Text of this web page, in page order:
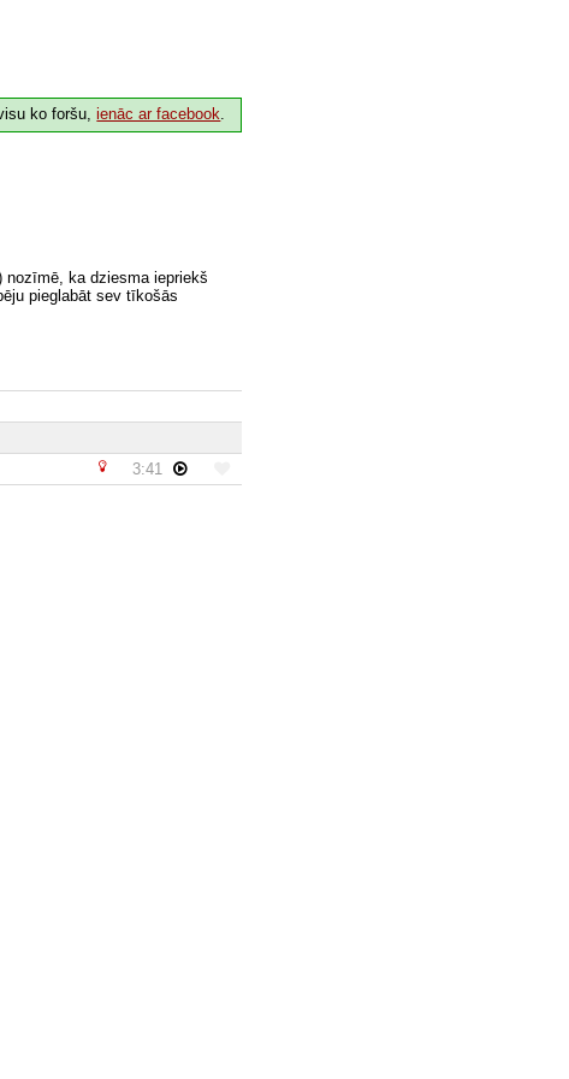
ko foršu,ienāc ar facebook.
nozīmē, ka dziesma iepriekš
pieglabāt sev tīkošās
3:41